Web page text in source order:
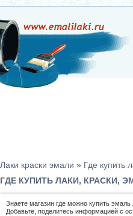
Лаки краски эмали » Где купить
ГДЕ КУПИТЬ ЛАКИ, КРАСКИ,
Знаете магазин где можно купить эмаль
Добавьте, поделитесь информацией с